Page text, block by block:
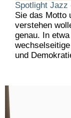
Spotlight Jazz
Sie das Motto
verstehen
genau. In
und